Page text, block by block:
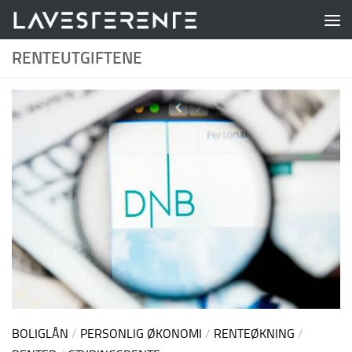
Skip to content
RENTEUTGIFTENE
BOLIGLÅN / PERSONLIG ØKONOMI / RENTEØKNING /